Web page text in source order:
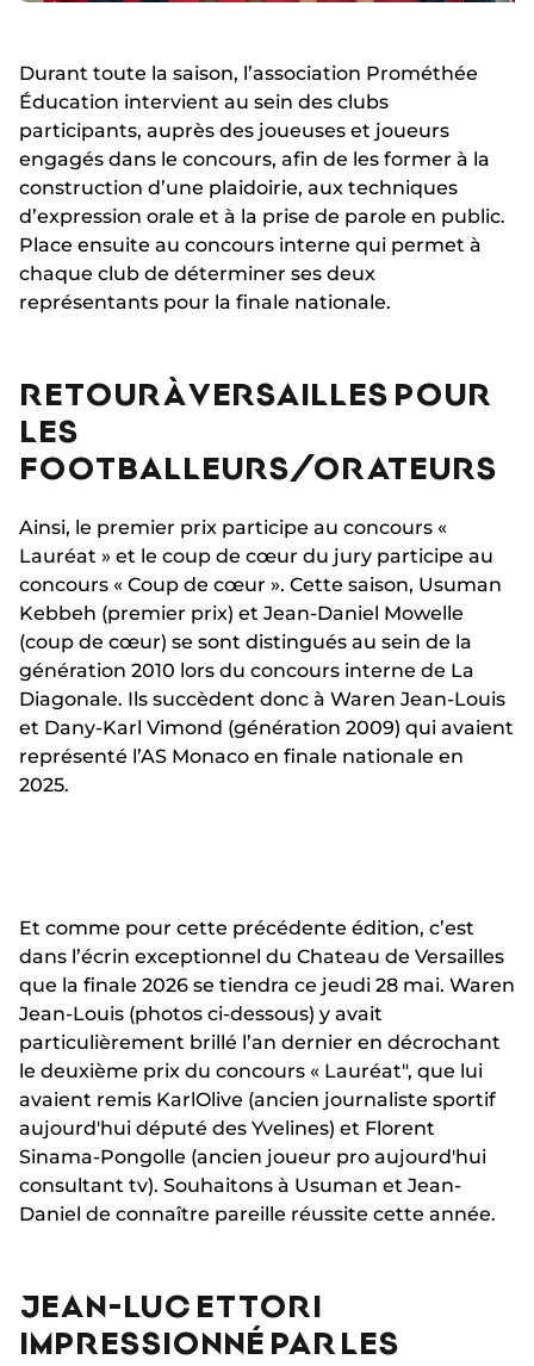
Durant toute la saison, l’association Prométhée
Éducation intervient au sein des clubs
participants, auprès des joueuses et joueurs
engagés dans le concours, afin de les former à la
construction d’une plaidoirie, aux techniques
d’expression orale et à la prise de parole en public.
Place ensuite au concours interne qui permet à
chaque club de déterminer ses deux
représentants pour la finale nationale.
RETOUR À VERSAILLES POUR
LES
FOOTBALLEURS/ORATEURS
Ainsi, le premier prix participe au concours «
Lauréat » et le coup de cœur du jury participe au
concours « Coup de cœur ». Cette saison, Usuman
Kebbeh (premier prix) et Jean-Daniel Mowelle
(coup de cœur) se sont distingués au sein de la
génération 2010 lors du concours interne de La
Diagonale. Ils succèdent donc à Waren Jean-Louis
et Dany-Karl Vimond (génération 2009) qui avaient
représenté l’AS Monaco en finale nationale en
2025.
Et comme pour cette précédente édition, c’est
dans l’écrin exceptionnel du Chateau de Versailles
que la finale 2026 se tiendra ce jeudi 28 mai. Waren
Jean-Louis (photos ci-dessous) y avait
particulièrement brillé l’an dernier en décrochant
le deuxième prix du concours « Lauréat", que lui
avaient remis KarlOlive (ancien journaliste sportif
aujourd'hui député des Yvelines) et Florent
Sinama-Pongolle (ancien joueur pro aujourd'hui
consultant tv). Souhaitons à Usuman et Jean-
Daniel de connaître pareille réussite cette année.
JEAN-LUC ETTORI
IMPRESSIONNÉ PAR LES